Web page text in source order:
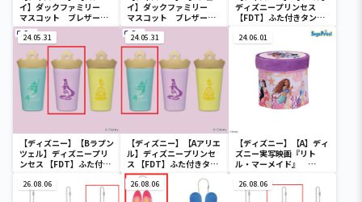
イ】ダックファミリー
マスコット ブレザーコ
スチューム
イ】ダックファミリー
マスコット ブレザーコ
スチューム
ディズニープリンセス
【FDT】ふた付きタンブ
24.05.31
【ディズニー】【Bラプン
ツェル】ディズニープリ
ンセス 【FDT】ふた付き
24.05.31
【ディズニー】【Aアリエ
ル】ディズニープリンセ
ス 【FDT】ふた付きタン
ブラー
24.06.01
【ディズニー】【A】ディ
ズニー実写映画『リト
ル・マーメイド』
チェアー
26.08.06 26.08.06 26.08.06